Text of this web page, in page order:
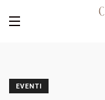
EVENTI